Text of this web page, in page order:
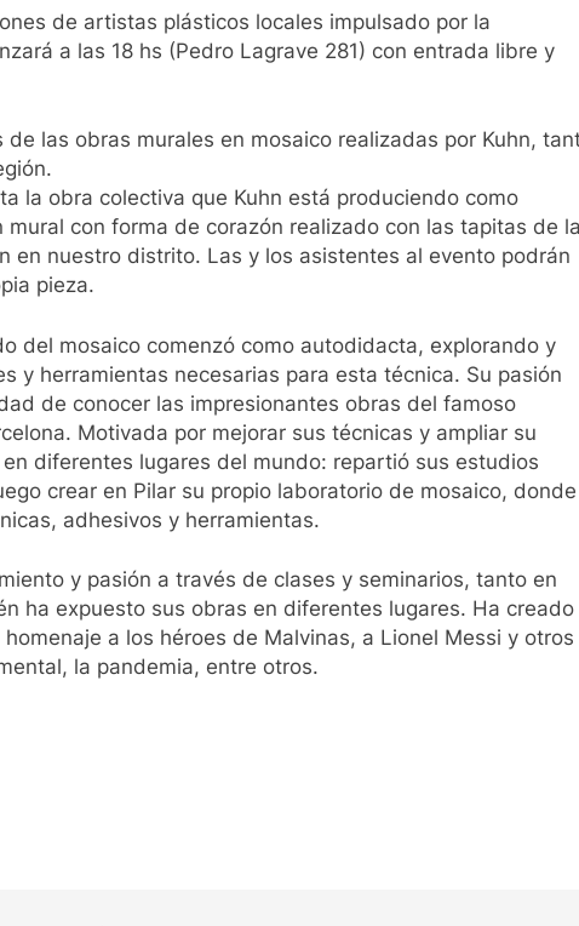
de artistas plásticos locales impulsado por la
a las 18 hs (Pedro Lagrave 281) con entrada libre y
las obras murales en mosaico realizadas por Kuhn,
la obra colectiva que Kuhn está produciendo como
con forma de corazón realizado con las tapitas de
en nuestro distrito. Las y los asistentes al evento podrán
pieza.
del mosaico comenzó como autodidacta, explorando y
y herramientas necesarias para esta técnica. Su pasión
de conocer las impresionantes obras del famoso
Motivada por mejorar sus técnicas y ampliar su
diferentes lugares del mundo: repartió sus estudios
crear en Pilar su propio laboratorio de mosaico, donde
adhesivos y herramientas.
y pasión a través de clases y seminarios, tanto en
ha expuesto sus obras en diferentes lugares. Ha creado
a los héroes de Malvinas, a Lionel Messi y otros
la pandemia, entre otros.